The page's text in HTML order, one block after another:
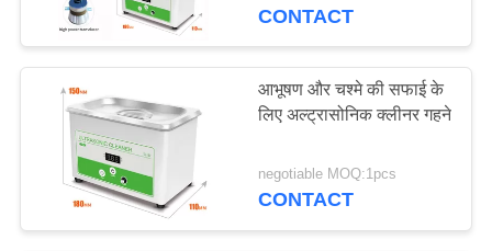
साइटमैप
PRIVACY
POLICY
प्रयोगशाला अल्ट्रासोनिक
क्लीनर
CONTACT
आभूषण और चश्मे की सफाई के
लिए अल्ट्रासोनिक क्लीनर गहने
negotiable MOQ:1pcs
CONTACT